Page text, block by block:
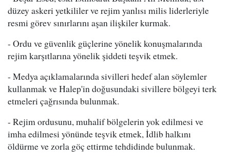
düzey askeri yetkililer ve rejim yanlısı milis liderleriyle
resmi görev sınırlarını aşan ilişkiler kurmak.
- Ordu ve güvenlik güçlerine yönelik konuşmalarında
rejim karşıtlarına yönelik şiddeti teşvik etmek.
- Medya açıklamalarında sivilleri hedef alan söylemler
kullanmak ve Halep'in doğusundaki sivillere bölgeyi terk
etmeleri çağrısında bulunmak.
- Rejim ordusunu, muhalif bölgelerin yok edilmesi ve
imha edilmesi yönünde teşvik etmek, İdlib halkını
öldürme ve zorla göç ettirme tehdidinde bulunmak.